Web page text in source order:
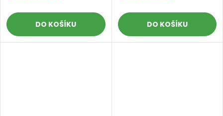
DO KOŠÍKU DO KOŠÍKU